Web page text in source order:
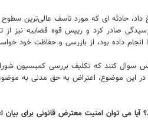
داد، حادثه ای که مورد تاسف
صادر کرد و رییس قوه قضاییه نیز
داده بود، از بازرسی و حفاظت خود
کنند که تکلیف بررسی کمیسیون
این موضوع، اعتراض به حق مدنی به
می توان امنیت معترض قانونی برای بیان